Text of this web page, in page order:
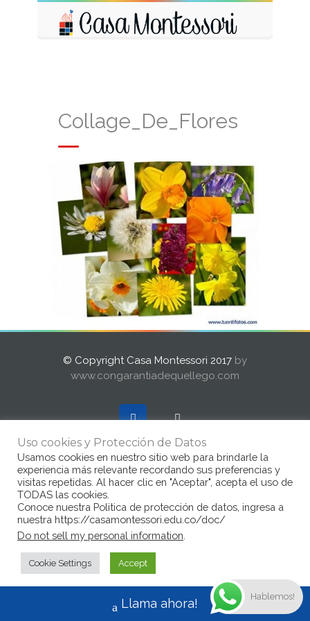
Collage_De_Flores
© Copyright Casa Montessori 2017 by
www.congarantiadequellego.com
Uso cookies y Protección de Datos
Usamos cookies en nuestro sitio web para brindarle la
experiencia más relevante recordando sus preferencias y
visitas repetidas. Al hacer clic en "Aceptar", acepta el uso de
TODAS las cookies.
Conoce nuestra Politica de protección de datos, ingresa a
nuestra https://casamontessori.edu.co/doc/
Do not sell my personal information
Cookie Settings Accept
Llama ahora! Hablemos!